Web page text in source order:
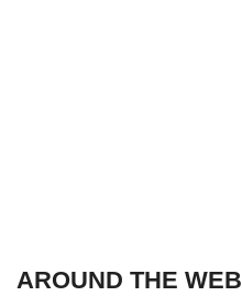
AROUND THE WEB